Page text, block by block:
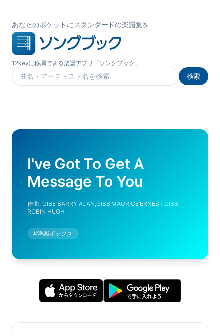
あなたのポケットにスタンダードの楽譜集を
12keyに移調できる楽譜アプリ「ソングブック」
楽曲を検索
検索
I've Got To Get A
Message To You
作曲: GIBB BARRY ALAN,GIBB MAURICE ERNEST,GIBB
ROBIN HUGH
#洋楽ポップス